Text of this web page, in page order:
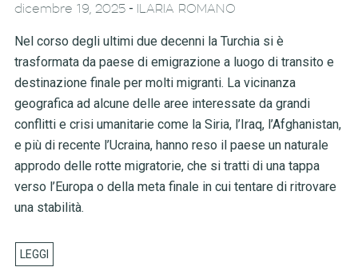
dicembre 19, 2025- ILARIA ROMANO
Nel corso degli ultimi due decenni la Turchia si è
trasformata da paese di emigrazione a luogo di transito e
destinazione finale per molti migranti. La vicinanza
geografica ad alcune delle aree interessate da grandi
conflitti e crisi umanitarie come la Siria, l’Iraq, l’Afghanistan,
e più di recente l’Ucraina, hanno reso il paese un naturale
approdo delle rotte migratorie, che si tratti di una tappa
verso l’Europa o della meta finale in cui tentare di ritrovare
una stabilità.